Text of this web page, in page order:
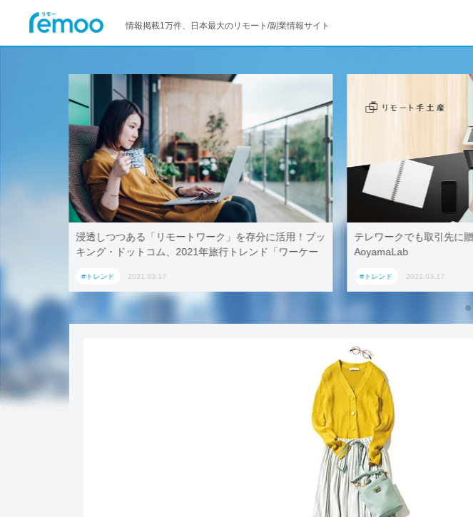
情報掲載1万件、日本最大のリモート/副業情報サイト
浸透しつつある「リモートワーク」を存分に活用！ブッ
キング・ドットコム、2021年旅行トレンド「ワーケー
#トレンド 2021.03.17
テレワークでも取引先に贈
AoyamaLab
#トレンド 2021.03.17